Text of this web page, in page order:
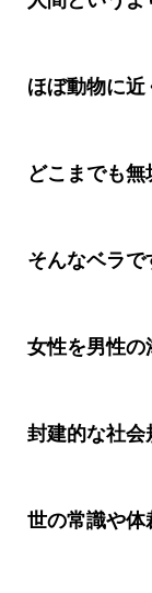
ほぼ動物に近
どこまでも無
そんなベラで
女性を男性の
封建的な社会
世の常識や体